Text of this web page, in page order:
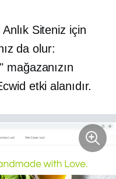
Siteniz için
da olur:
etki alanıdır.